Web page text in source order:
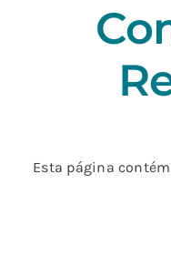
Esta página